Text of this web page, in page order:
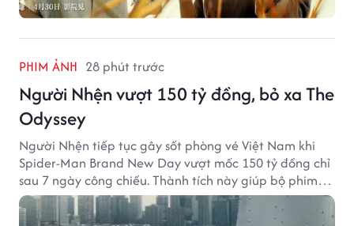
PHIM ẢNH 28 phút trước
Người Nhện vượt 150 tỷ đồng, bỏ xa The
Odyssey
Người Nhện tiếp tục gây sốt phòng vé Việt Nam khi
Spider-Man Brand New Day vượt mốc 150 tỷ đồng chỉ
sau 7 ngày công chiếu. Thành tích này giúp bộ phim
của Tom Holland tạo khoảng cách đáng kể với The
Odyssey trên đường đua doanh thu.